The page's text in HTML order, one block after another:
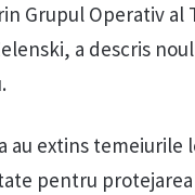
Grupul Operativ al
a descris
au extins temeiurile
pentru